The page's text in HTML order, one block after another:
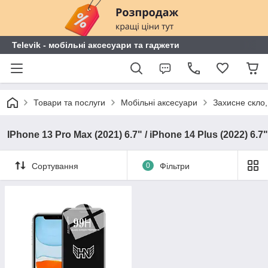
Televik - мобільні аксесуари та гаджети
Товари та послуги Мобільні аксесуари Захисне скло,
IPhone 13 Pro Max (2021) 6.7" / iPhone 14 Plus (2022) 6.7"
Сортування 0 Фільтри